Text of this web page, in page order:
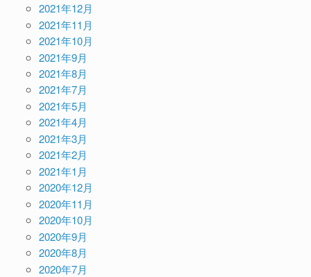
2021年12月
2021年11月
2021年10月
2021年9月
2021年8月
2021年7月
2021年5月
2021年4月
2021年3月
2021年2月
2021年1月
2020年12月
2020年11月
2020年10月
2020年9月
2020年8月
2020年7月